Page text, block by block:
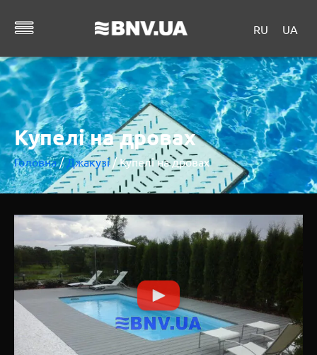
RU UA
Купелі на дровах
Головна/Джакузі/ Купелі на дровах